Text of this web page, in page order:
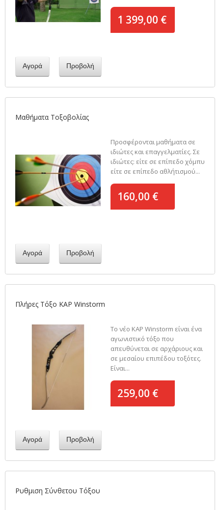
1 399,00 €
Αγορά Προβολή
Μαθήματα Τοξοβολίας
Προσφέρονται μαθήματα σε
ιδιώτες και επαγγελματίες. Σε
ιδιώτες: είτε σε επίπεδο χόμπυ
είτε σε επίπεδο αθλήτισμού...
160,00 €
Αγορά Προβολή
Πλήρες Τόξο KAP Winstorm
Το νέο KAP Winstorm είναι ένα
αγωνιστικό τόξο που
απευθύνεται σε αρχάριους και
σε μεσαίου επιπέδου τοξότες.
Είναι...
259,00 €
Αγορά Προβολή
Ρυθμιση Σύνθετου Τόξου